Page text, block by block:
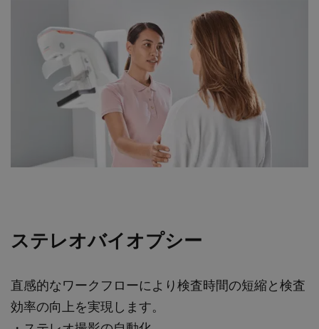
ステレオバイオプシー
直感的なワークフローにより検査時間の短縮と検査
効率の向上を実現します。